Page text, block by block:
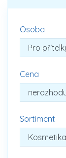
Osoba
Cena
Sortiment